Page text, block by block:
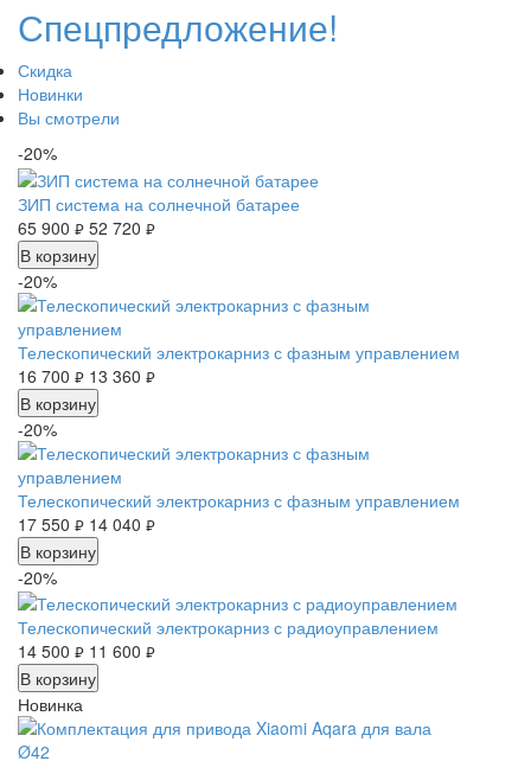
Спецпредложение!
Скидка
Новинки
Вы смотрели
-20%
ЗИП система на солнечной батарее
65 900 руб. 52 720 руб.
В корзину
-20%
Телескопический электрокарниз с фазным управлением
16 700 руб. 13 360 руб.
В корзину
-20%
Телескопический электрокарниз с фазным управлением
17 550 руб. 14 040 руб.
В корзину
-20%
Телескопический электрокарниз с радиоуправлением
14 500 руб. 11 600 руб.
В корзину
Новинка